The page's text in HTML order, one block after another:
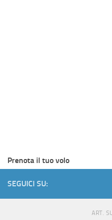
Prenota il tuo volo
SEGUICI SU:
ART.